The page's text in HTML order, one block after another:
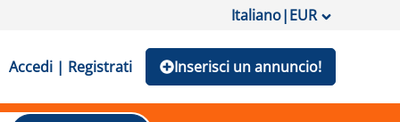
Italiano|EUR
Accedi | Registrati Inserisci un annuncio!